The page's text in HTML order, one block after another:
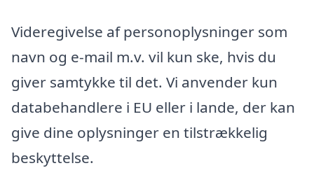
Videregivelse af personoplysninger som
navn og e-mail m.v. vil kun ske, hvis du
giver samtykke til det. Vi anvender kun
databehandlere i EU eller i lande, der kan
give dine oplysninger en tilstrækkelig
beskyttelse.